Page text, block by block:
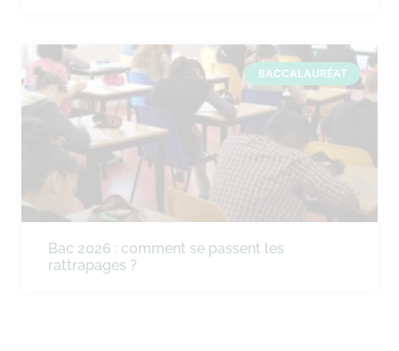
BACCALAURÉAT
Bac 2026 : comment se passent les
rattrapages ?